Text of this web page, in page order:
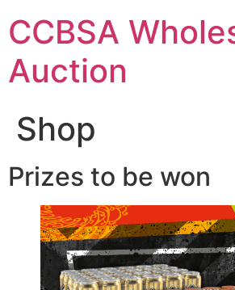
to
content
CCBSA
Auction
Shop
Prizes to be won